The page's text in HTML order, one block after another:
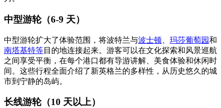
中型游轮（6-9 天）
中型游轮扩大了体验范围，将波特兰与波士顿 玛莎葡萄园和
南塔基特等目的地连接起来。游客可以在文化探索和风景巡航
之间享受平衡，在每个港口都有导游讲解、美食体验和休闲时
间。这些行程全面介绍了新英格兰的多样性，从历史悠久的城
市到宁静的岛屿。
长线游轮（10 天以上）